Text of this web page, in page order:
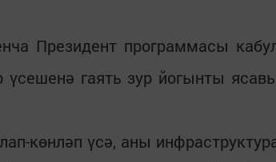
Президент программасы
гаять зур йогынты
көнләп үсә, аны